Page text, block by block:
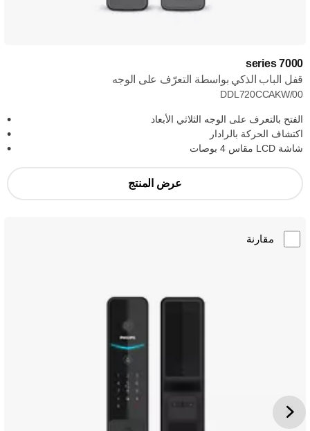
7000 series
قفل الباب الذكي بواسطة التعرّف على الوجه
DDL720CCAKW/00
الفتح بالتعرف على الوجه الثلاثي الأبعاد
اكتشاف الحركة بالرادار
شاشة LCD مقاس 4 بوصات
عرض المنتج
مقارنة